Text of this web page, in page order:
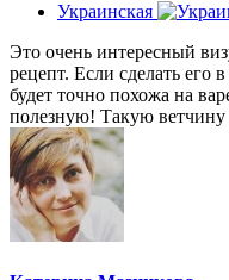
Украинская
Это очень интересный
рецепт. Если сделать его
будет точно похожа на
полезную! Такую